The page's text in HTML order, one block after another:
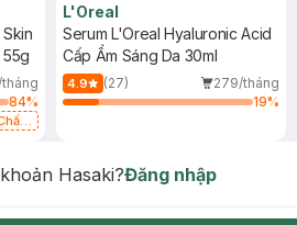
84%
L'Oreal
Serum L'Oreal Hyaluronic Acid
Cấp Ẩm Sáng Da 30ml
4.9 (27)
279/tháng
19%
Hasaki?Đăng nhập